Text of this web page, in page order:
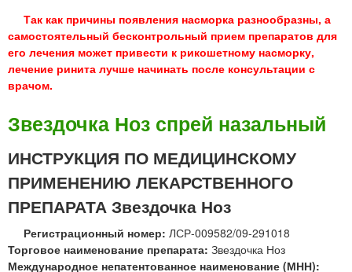
Так как причины появления насморка разнообразны, а
самостоятельный бесконтрольный прием препаратов для
его лечения может привести к рикошетному насморку,
лечение ринита лучше начинать после консультации с
врачом.
Звездочка Ноз спрей назальный
ИНСТРУКЦИЯ ПО МЕДИЦИНСКОМУ
ПРИМЕНЕНИЮ ЛЕКАРСТВЕННОГО
ПРЕПАРАТА Звездочка Ноз
Регистрационный номер: ЛСР-009582/09-291018
Торговое наименование препарата: Звездочка Ноз
Международное непатентованное наименование (МНН):